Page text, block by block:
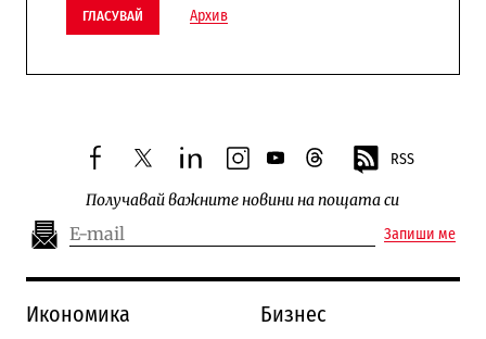
ГЛАСУВАЙ Архив
facebooktwitterlinkedininstagram
youtubethreads RSS
Получавай важните новини на пощата си
Запиши ме
Икономика
Бизнес